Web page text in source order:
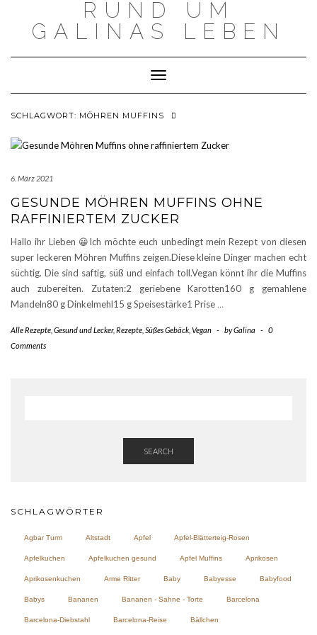
RUND UM
GALINAS LEBEN
Toggle Navigation
SCHLAGWORT: MÖHREN MUFFINS
6. März 2021
GESUNDE MÖHREN MUFFINS OHNE
RAFFINIERTEM ZUCKER
Hallo ihr Lieben 😀Ich möchte euch unbedingt mein Rezept von diesen
super leckeren Möhren Muffins zeigen.Diese kleine Dinger machen echt
süchtig. Die sind saftig, süß und einfach toll.Vegan könnt ihr die Muffins
auch zubereiten. Zutaten:2 geriebene Karotten160 g gemahlene
Mandeln80 g Dinkelmehl15 g Speisestärke1 Prise …
Alle Rezepte Gesund und Lecker, Rezepte Süßes Gebäck Vegan - byGalina -
0
Comments
SEARCH
SCHLAGWÖRTER
Agbar Turm Altstadt Apfel Apfel-Blätterteig-Rosen
Apfelkuchen Apfelkuchen gesund Apfel Muffins Aprikosen
Aprikosenkuchen Arme Ritter Baby Babyesse Babyfood
Babys Bananen Bananen - Sahne - Torte Barcelona
Barcelona-Diebstahl Barcelona-Reise Bällchen